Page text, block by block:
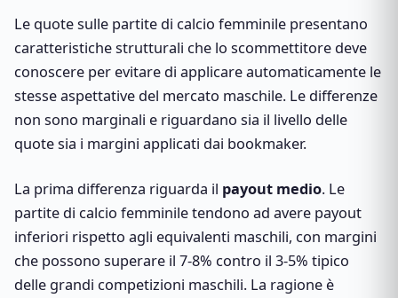
Le quote sulle partite di calcio femminile presentano
caratteristiche strutturali che lo scommettitore deve
conoscere per evitare di applicare automaticamente le
stesse aspettative del mercato maschile. Le differenze
non sono marginali e riguardano sia il livello delle
quote sia i margini applicati dai bookmaker.
La prima differenza riguarda il payout medio. Le
partite di calcio femminile tendono ad avere payout
inferiori rispetto agli equivalenti maschili, con margini
che possono superare il 7-8% contro il 3-5% tipico
delle grandi competizioni maschili. La ragione è